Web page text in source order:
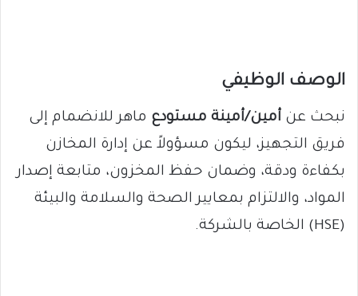
الوصف الوظيفي
نبحث عن أمين/أمينة مستودع ماهر للانضمام إلى
فريق التجهيز، ليكون مسؤولاً عن إدارة المخازن
بكفاءة ودقة، وضمان حفظ المخزون، متابعة إصدار
المواد، والالتزام بمعايير الصحة والسلامة والبيئة
(HSE) الخاصة بالشركة.